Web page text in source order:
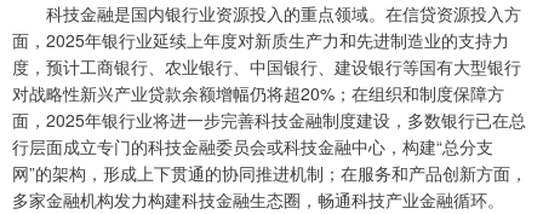
科技金融是国内银行业资源投入的重点领域。在信贷资源投入方
面，2025年银行业延续上年度对新质生产力和先进制造业的支持力
度，预计工商银行、农业银行、中国银行、建设银行等国有大型银行
对战略性新兴产业贷款余额增幅仍将超20%；在组织和制度保障方
面，2025年银行业将进一步完善科技金融制度建设，多数银行已在总
行层面成立专门的科技金融委员会或科技金融中心，构建“总分支
网”的架构，形成上下贯通的协同推进机制；在服务和产品创新方面，
多家金融机构发力构建科技金融生态圈，畅通科技产业金融循环。